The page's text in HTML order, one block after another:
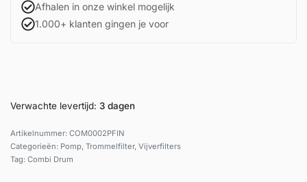
Afhalen in onze winkel mogelijk
1.000+ klanten gingen je voor
Verwachte levertijd: 3 dagen
COM0002PFIN
Categorieën: Pomp, Trommelfilter, Vijverfilters
Tag: Combi Drum